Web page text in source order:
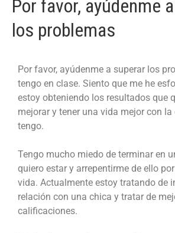
Por favor, ayúdenme
los problemas
Por favor, ayúdenme a superar los
tengo en clase. Siento que me he
estoy obteniendo los resultados que
mejorar y tener una vida mejor con
tengo.
Tengo mucho miedo de terminar en
quiero estar y arrepentirme de ello
vida. Actualmente estoy tratando de
relación con una chica y tratar de
calificaciones.